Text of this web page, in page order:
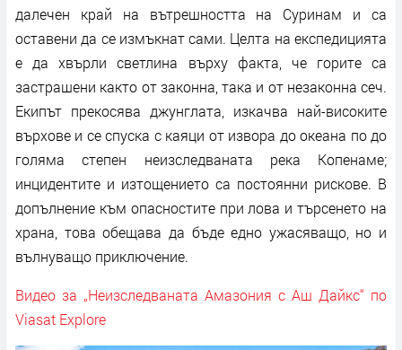
далечен край на вътрешността на Суринам и са
оставени да се измъкнат сами. Целта на експедицията
е да хвърли светлина върху факта, че горите са
застрашени както от законна, така и от незаконна сеч.
Екипът прекосява джунглата, изкачва най-високите
върхове и се спуска с каяци от извора до океана по до
голяма степен неизследваната река Копенаме;
инцидентите и изтощението са постоянни рискове. В
допълнение към опасностите при лова и търсенето на
храна, това обещава да бъде едно ужасяващо, но и
вълнуващо приключение.
Видео за „Неизследваната Амазония с Аш Дайкс“ по
Viasat Explore